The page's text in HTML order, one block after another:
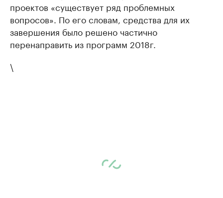
проектов «существует ряд проблемных
вопросов». По его словам, средства для их
завершения было решено частично
перенаправить из программ 2018г.
\